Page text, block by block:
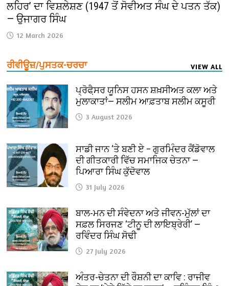
ਲਹਿਰ’ ਦਾ ਵਿਸ਼ਲੇਸ਼ਣ (1947 ਤੋਂ ਸੋਵੀਅਤ ਸੰਘ ਦੇ ਪਤਨ ਤੱਕ)
— ਉਜਾਗਰ ਸਿੰਘ
12 March 2026
ਰੀਵੀਊਜ਼/ਪੁਸਤਕ-ਚਰਚਾ VIEW ALL
ਪ੍ਰੋਫੈ਼ਸਰ ਯੂਨਿਸ ਹਸਨ ਸ਼ਖ਼ਸੀਅਤ ਕਲਾ ਅਤੇ
ਮੁਲਾਕਾਤਾਂ— ਸਲੀਮ ਆਫ਼ਤਾਬ ਸਲੀਮ ਕਸੂਰੀ
3 August 2026
ਸਾਡੀ ਜਾਨ ‘ਤੇ ਬਣੀ ਏ – ਗੁਰਮਿੰਦਰ ਕੈਂਡੋਵਾਲ
ਦੀ ਗੀਤਕਾਰੀ ਵਿੱਚ ਸਮਾਜਿਕ ਚੇਤਨਾ —
ਪਿਆਰਾ ਸਿੰਘ ਕੁੱਦੋਵਾਲ
31 July 2026
ਬਾਲ-ਮਨ ਦੀ ਸੰਵੇਦਨਾ ਅਤੇ ਜੀਵਨ-ਮੁੱਲਾਂ ਦਾ
ਸਫ਼ਲ ਸਿਰਜਣ ‘ਟੀਨੂ ਦੀ ਲਾਇਬ੍ਰੇਰੀ’ —
ਰਵਿੰਦਰ ਸਿੰਘ ਸੋਢੀ
27 July 2026
ਅੰਤਰ-ਚੇਤਨਾ ਦੀ ਰੌਸ਼ਨੀ ਦਾ ਕਾਵਿ : ਰਾਜੀਵ